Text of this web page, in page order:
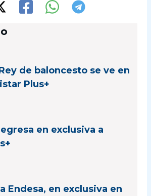
de baloncesto se ve en
Plus+
en exclusiva a
Endesa, en exclusiva en